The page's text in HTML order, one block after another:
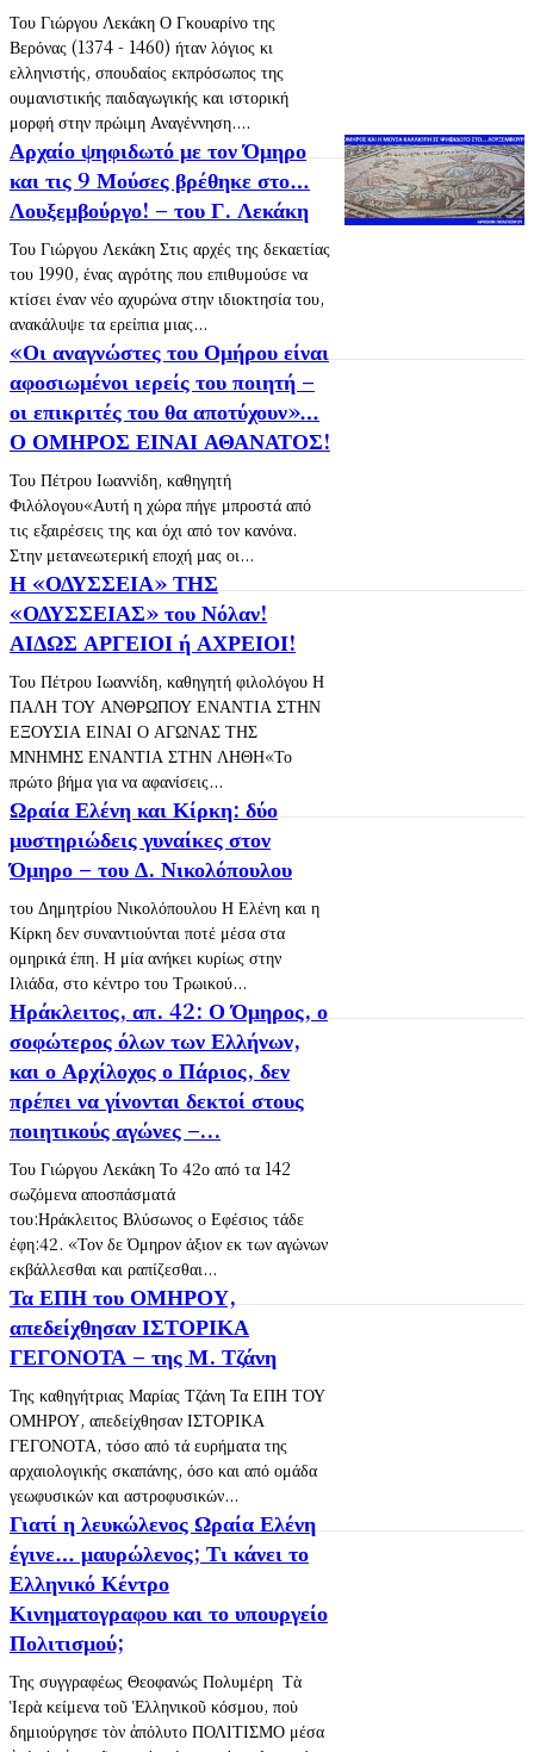
Του Γιώργου Λεκάκη Ο Γκουαρίνο της
Βερόνας (1374 - 1460) ήταν λόγιος κι
ελληνιστής, σπουδαίος εκπρόσωπος της
ουμανιστικής παιδαγωγικής και ιστορική
μορφή στην πρώιμη Αναγέννηση....
Αρχαίο ψηφιδωτό με τον Όμηρο
και τις 9 Μούσες βρέθηκε στο…
Λουξεμβούργο! – του Γ. Λεκάκη
Του Γιώργου Λεκάκη Στις αρχές της δεκαετίας
του 1990, ένας αγρότης που επιθυμούσε να
κτίσει έναν νέο αχυρώνα στην ιδιοκτησία του,
ανακάλυψε τα ερείπια μιας...
«Οι αναγνώστες του Ομήρου είναι
αφοσιωμένοι ιερείς του ποιητή –
οι επικριτές του θα αποτύχουν»…
Ο ΟΜΗΡΟΣ ΕΙΝΑΙ ΑΘΑΝΑΤΟΣ!
Του Πέτρου Ιωαννίδη, καθηγητή
Φιλόλογου«Αυτή η χώρα πήγε μπροστά από
τις εξαιρέσεις της και όχι από τον κανόνα.
Στην μετανεωτερική εποχή μας οι...
Η «ΟΔΥΣΣΕΙΑ» ΤΗΣ
«ΟΔΥΣΣΕΙΑΣ» του Νόλαν!
ΑΙΔΩΣ ΑΡΓΕΙΟΙ ή ΑΧΡΕΙΟΙ!
Του Πέτρου Ιωαννίδη, καθηγητή φιλολόγου Η
ΠΑΛΗ ΤΟΥ ΑΝΘΡΩΠΟΥ ΕΝΑΝΤΙΑ ΣΤΗΝ
ΕΞΟΥΣΙΑ ΕΙΝΑΙ Ο ΑΓΩΝΑΣ ΤΗΣ
ΜΝΗΜΗΣ ΕΝΑΝΤΙΑ ΣΤΗΝ ΛΗΘΗ«Το
πρώτο βήμα για να αφανίσεις...
Ωραία Ελένη και Κίρκη: δύο
μυστηριώδεις γυναίκες στον
Όμηρο – του Δ. Νικολόπουλου
του Δημητρίου Νικολόπουλου Η Ελένη και η
Κίρκη δεν συναντιούνται ποτέ μέσα στα
ομηρικά έπη. Η μία ανήκει κυρίως στην
Ιλιάδα, στο κέντρο του Τρωικού...
Ηράκλειτος, απ. 42: Ο Όμηρος, ο
σοφώτερος όλων των Ελλήνων,
και ο Αρχίλοχος ο Πάριος, δεν
πρέπει να γίνονται δεκτοί στους
ποιητικούς αγώνες –...
Του Γιώργου Λεκάκη Το 42ο από τα 142
σωζόμενα αποσπάσματά
του:Ηράκλειτος Βλύσωνος ο Εφέσιος τάδε
έφη:42. «Τον δε Όμηρον άξιον εκ των αγώνων
εκβάλλεσθαι και ραπίζεσθαι...
Τα ΕΠΗ του ΟΜΗΡΟΥ,
απεδείχθησαν ΙΣΤΟΡΙΚΑ
ΓΕΓΟΝΟΤΑ – της Μ. Τζάνη
Της καθηγήτριας Μαρίας Τζάνη Τα ΕΠΗ ΤΟΥ
ΟΜΗΡΟΥ, απεδείχθησαν ΙΣΤΟΡΙΚΑ
ΓΕΓΟΝΟΤΑ, τόσο από τά ευρήματα της
αρχαιολογικής σκαπάνης, όσο και από ομάδα
γεωφυσικών και αστροφυσικών...
Γιατί η λευκώλενος Ωραία Ελένη
έγινε… μαυρώλενος; Τι κάνει το
Ελληνικό Κέντρο
Κινηματογραφου και το υπουργείο
Πολιτισμού;
Της συγγραφέως Θεοφανώς Πολυμέρη Τὰ
Ἱερὰ κείμενα τοῦ Ἑλληνικοῦ κόσμου, ποὺ
δημιούργησε τὸν ἀπόλυτο ΠΟΛΙΤΙΣΜΟ μέσα